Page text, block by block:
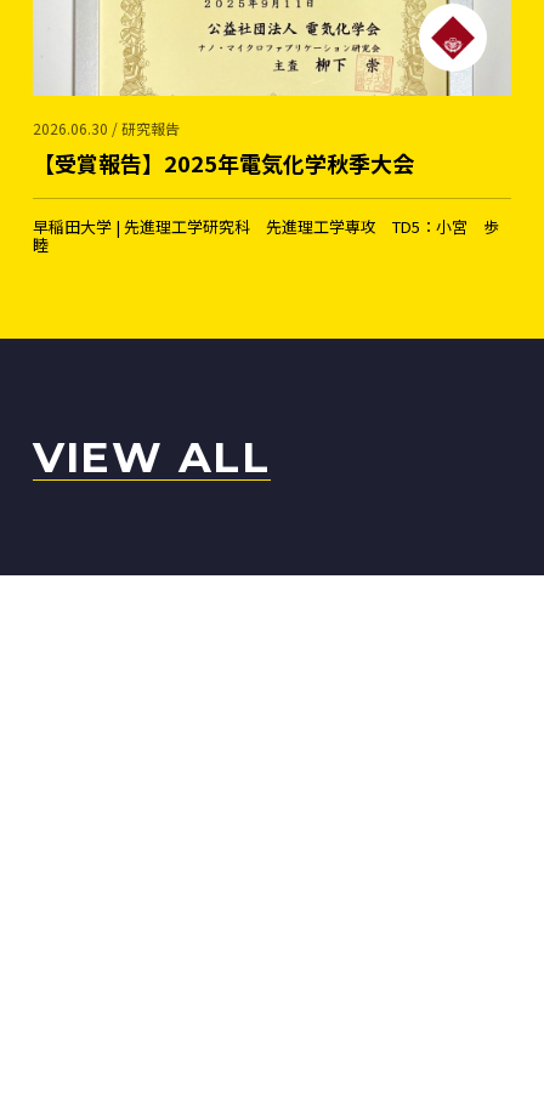
2026.06.30 / 研究報告
【受賞報告】2025年電気化学秋季大会
早稲田大学 | 先進理工学研究科 先進理工学専攻 TD5：小宮 歩
睦
VIEW ALL